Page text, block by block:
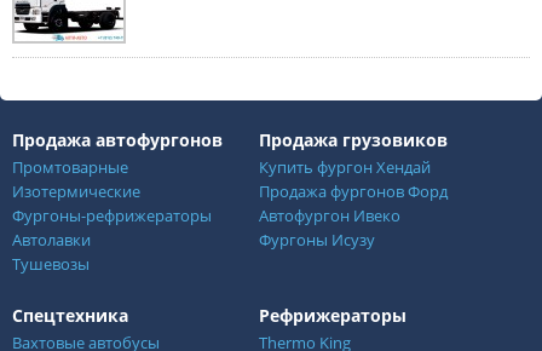
Продажа автофургонов
Промтоварные
Изотермические
Фургоны-рефрижераторы
Автолавки
Тушевозы
Продажа грузовиков
Купить фургон Хендай
Продажа фургонов Форд
Автофургон Ивеко
Фургоны Исузу
Спецтехника
Вахтовые автобусы
Рефрижераторы
Thermo King